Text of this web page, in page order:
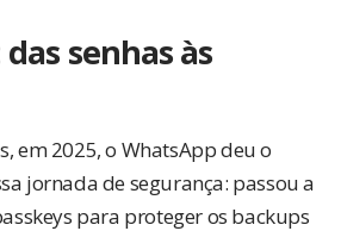
senhas às
em 2025, o WhatsApp deu o
jornada de segurança: passou a
para proteger os backups